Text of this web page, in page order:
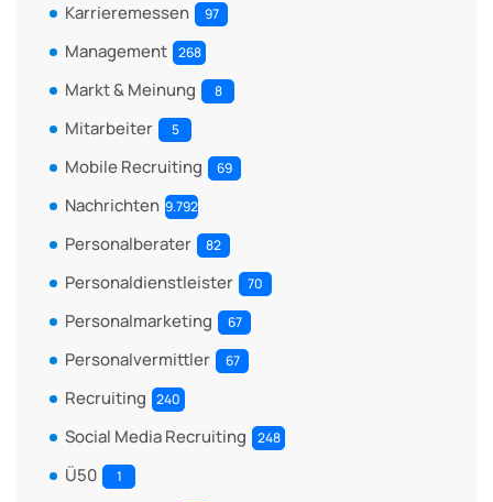
Karrieremessen 97
Management 268
Markt & Meinung 8
Mitarbeiter 5
Mobile Recruiting 69
Nachrichten 9.792
Personalberater 82
Personaldienstleister 70
Personalmarketing 67
Personalvermittler 67
Recruiting 240
Social Media Recruiting 248
Ü50 1